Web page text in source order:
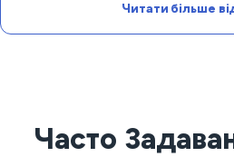
Читати більше
Часто